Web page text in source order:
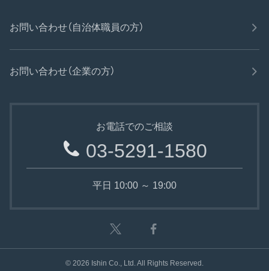
お問い合わせ（自治体職員の方）
お問い合わせ（企業の方）
お電話でのご相談
03-5291-1580
平日 10:00 ～ 19:00
© 2026 Ishin Co., Ltd. All Rights Reserved.